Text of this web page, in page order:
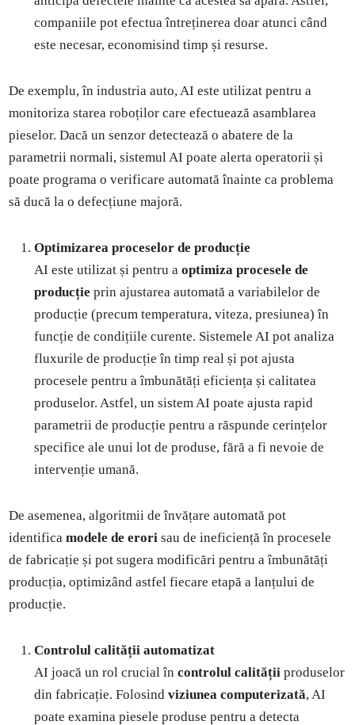
companiile pot efectua întreținerea doar atunci când
este necesar, economisind timp și resurse.
De exemplu, în industria auto, AI este utilizat pentru a
monitoriza starea roboților care efectuează asamblarea
pieselor. Dacă un senzor detectează o abatere de la
parametrii normali, sistemul AI poate alerta operatorii și
poate programa o verificare automată înainte ca problema
să ducă la o defecțiune majoră.
Optimizarea proceselor de producție
AI este utilizat și pentru aoptimiza procesele de
producție prin ajustarea automată a variabilelor de
producție (precum temperatura, viteza, presiunea) în
funcție de condițiile curente. Sistemele AI pot analiza
fluxurile de producție în timp real și pot ajusta
procesele pentru a îmbunătăți eficiența și calitatea
produselor. Astfel, un sistem AI poate ajusta rapid
parametrii de producție pentru a răspunde cerințelor
specifice ale unui lot de produse, fără a fi nevoie de
intervenție umană.
De asemenea, algoritmii de învățare automată pot
identificamodele de erori sau de ineficiență în procesele
de fabricație și pot sugera modificări pentru a îmbunătăți
producția, optimizând astfel fiecare etapă a lanțului de
producție.
Controlul calității automatizat
AI joacă un rol crucial încontrolul calității produselor
din fabricație. Folosindviziunea computerizată, AI
poate examina piesele produse pentru a detecta